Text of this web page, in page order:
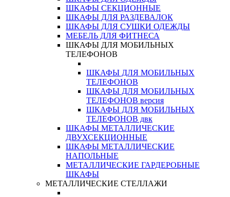
ШКАФЫ СЕКЦИОННЫЕ
ШКАФЫ ДЛЯ РАЗДЕВАЛОК
ШКАФЫ ДЛЯ СУШКИ ОДЕЖДЫ
МЕБЕЛЬ ДЛЯ ФИТНЕСА
ШКАФЫ ДЛЯ МОБИЛЬНЫХ
ТЕЛЕФОНОВ
ШКАФЫ ДЛЯ МОБИЛЬНЫХ
ТЕЛЕФОНОВ
ШКАФЫ ДЛЯ МОБИЛЬНЫХ
ТЕЛЕФОНОВ версия
ШКАФЫ ДЛЯ МОБИЛЬНЫХ
ТЕЛЕФОНОВ двк
ШКАФЫ МЕТАЛЛИЧЕСКИЕ
ДВУХСЕКЦИОННЫЕ
ШКАФЫ МЕТАЛЛИЧЕСКИЕ
НАПОЛЬНЫЕ
МЕТАЛЛИЧЕСКИЕ ГАРДЕРОБНЫЕ
ШКАФЫ
МЕТАЛЛИЧЕСКИЕ СТЕЛЛАЖИ